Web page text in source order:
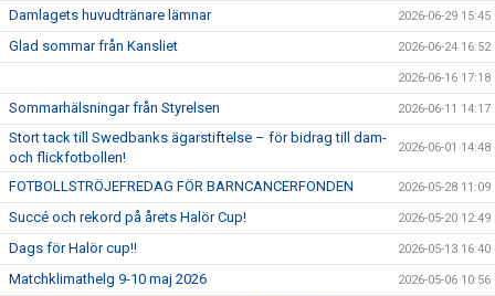
Damlagets huvudtränare lämnar 2026-06-29 15:45
Glad sommar från Kansliet 2026-06-24 16:52
2026-06-16 17:18
Sommarhälsningar från Styrelsen 2026-06-11 14:17
Stort tack till Swedbanks ägarstiftelse – för bidrag till dam-
och flickfotbollen!
2026-06-01 14:48
FOTBOLLSTRÖJEFREDAG FÖR BARNCANCERFONDEN 2026-05-28 11:09
Succé och rekord på årets Halör Cup! 2026-05-20 12:49
Dags för Halör cup!! 2026-05-13 16:40
Matchklimathelg 9-10 maj 2026 2026-05-06 10:56